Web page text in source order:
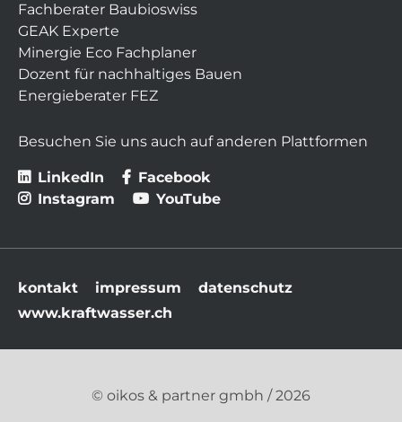
Fachberater Baubioswiss
GEAK Experte
Minergie Eco Fachplaner
Dozent für nachhaltiges Bauen
Energieberater FEZ
Besuchen Sie uns auch auf anderen Plattformen
LinkedIn
Facebook
Instagram
YouTube
überspringen
kontakt impressum
datenschutz
www.kraftwasser.ch
© oikos & partner gmbh / 2026